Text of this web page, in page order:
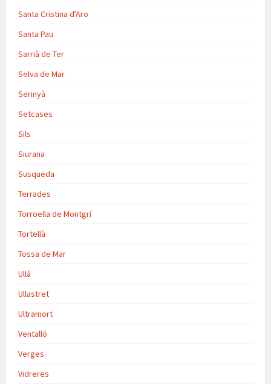
Santa Cristina d'Aro
Santa Pau
Sarrià de Ter
Selva de Mar
Serinyà
Setcases
Sils
Siurana
Susqueda
Terrades
Torroella de Montgrí
Tortellà
Tossa de Mar
Ullà
Ullastret
Ultramort
Ventalló
Verges
Vidreres